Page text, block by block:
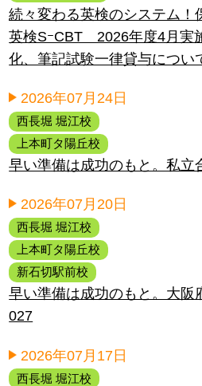
続々変わる英検のシステム！
英検SｰCBT 2026年度4月実
化、筆記試験一律貸与につい
2026年07月24日
西長堀 堀江校
上本町タ陽丘校
早い準備は成功のもと。私
2026年07月20日
西長堀 堀江校
上本町タ陽丘校
新石切駅前校
早い準備は成功のもと。大阪
027
2026年07月17日
西長堀 堀江校